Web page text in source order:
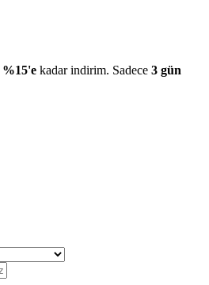
%15'e kadar indirim. Sadece 3 gün